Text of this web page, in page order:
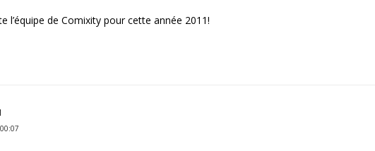
l’équipe de Comixity pour cette année 2011!